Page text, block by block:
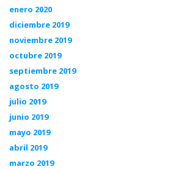
enero 2020
diciembre 2019
noviembre 2019
octubre 2019
septiembre 2019
agosto 2019
julio 2019
junio 2019
mayo 2019
abril 2019
marzo 2019